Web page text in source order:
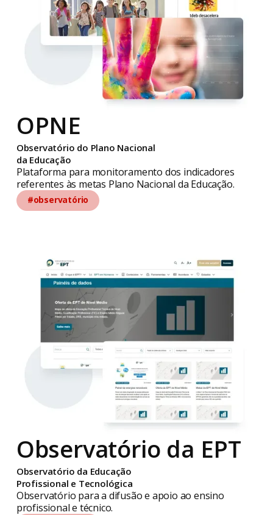
OPNE
Observatório do Plano Nacional
da Educação
Plataforma para monitoramento dos indicadores
referentes às metas Plano Nacional da Educação.
#observatório
Observatório da EPT
Observatório da Educação
Profissional e Tecnológica
Observatório para a difusão e apoio ao ensino
profissional e técnico.